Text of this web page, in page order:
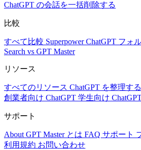
ChatGPT の会話を一括削除する
比較
すべて比較 Superpower ChatGPT フォ
Search vs GPT Master
リソース
すべてのリソース ChatGPT を整理する
創業者向け ChatGPT 学生向け
サポート
About GPT Master とは FAQ サポート
利用規約 お問い合わせ